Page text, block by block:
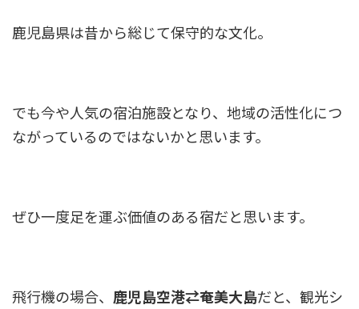
鹿児島県は昔から総じて保守的な文化。
でも今や人気の宿泊施設となり、地域の活性化につ
ながっているのではないかと思います。
ぜひ一度足を運ぶ価値のある宿だと思います。
飛行機の場合、 鹿児島空港⇄奄美大島だと、観光シ